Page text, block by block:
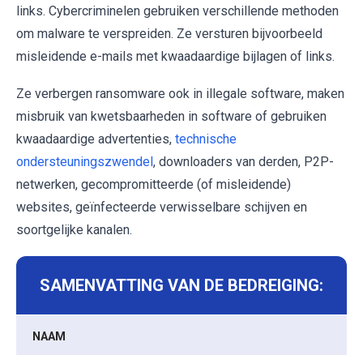
links. Cybercriminelen gebruiken verschillende methoden
om malware te verspreiden. Ze versturen bijvoorbeeld
misleidende e-mails met kwaadaardige bijlagen of links.
Ze verbergen ransomware ook in illegale software, maken
misbruik van kwetsbaarheden in software of gebruiken
kwaadaardige advertenties, technische
ondersteuningszwendel, downloaders van derden, P2P-
netwerken, gecompromitteerde (of misleidende)
websites, geïnfecteerde verwisselbare schijven en
soortgelijke kanalen.
SAMENVATTING VAN DE BEDREIGING:
NAAM